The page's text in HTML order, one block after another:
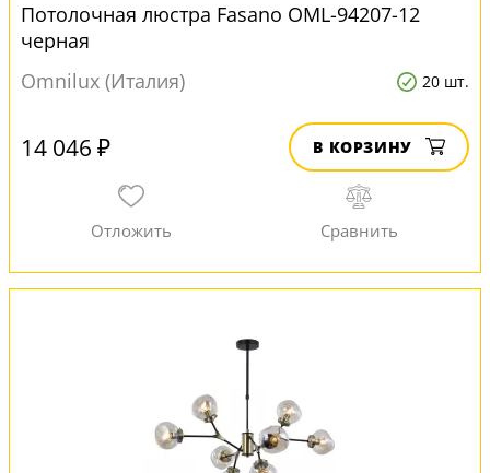
Потолочная люстра Fasano OML-94207-12
черная
Omnilux (Италия)
20 шт.
14 046 ₽ В КОРЗИНУ